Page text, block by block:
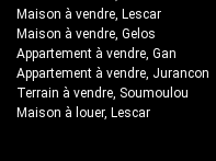
Maison à vendre, Lescar
Maison à vendre, Gelos
Appartement à vendre, Gan
Appartement à vendre, Jurancon
Terrain à vendre, Soumoulou
Maison à louer, Lescar